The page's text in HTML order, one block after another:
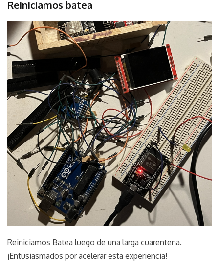
Project
Proyecto
Reiniciamos batea
julio
1,
2022
parselis
Reiniciamos Batea luego de una larga cuarentena.
¡Entusiasmados por acelerar esta experiencia!